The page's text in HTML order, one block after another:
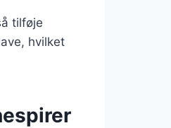
tilføje
hvilket